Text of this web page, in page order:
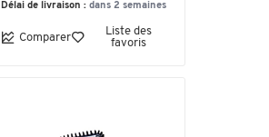
Délai de livraison : dans 2 semaines
Comparer
Liste des
favoris